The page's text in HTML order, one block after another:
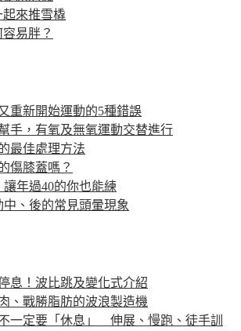
重新開始運動的5種錯誤
手，有氧及無氧運動交替進行
最佳處理方法
傷膝蓋嗎？
讓年過40的你也能練
中、後的常見頭暈現象
息！波比跳及變化式介紹
、戰勝脂肪的波浪製造機
一定要「休息」 伸展、慢跑、徒手訓